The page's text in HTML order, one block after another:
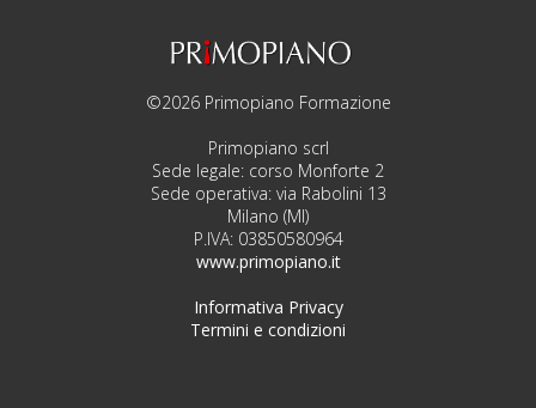
©2026 Primopiano Formazione
Primopiano scrl
Sede legale: corso Monforte 2
Sede operativa: via Rabolini 13
Milano (MI)
P.IVA: 03850580964
www.primopiano.it
Informativa Privacy
Termini e condizioni